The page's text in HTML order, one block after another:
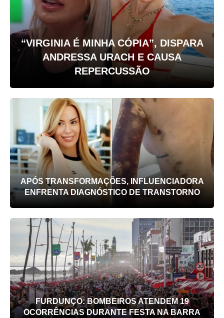
“VIRGINIA É MINHA CÓPIA”, DISPARA
ANDRESSA URACH E CAUSA
REPERCUSSÃO
APÓS TRANSFORMAÇÕES, INFLUENCIADORA
ENFRENTA DIAGNÓSTICO DE TRANSTORNO
FURDUNÇO: BOMBEIROS ATENDEM 19
OCORRÊNCIAS DURANTE FESTA NA BARRA